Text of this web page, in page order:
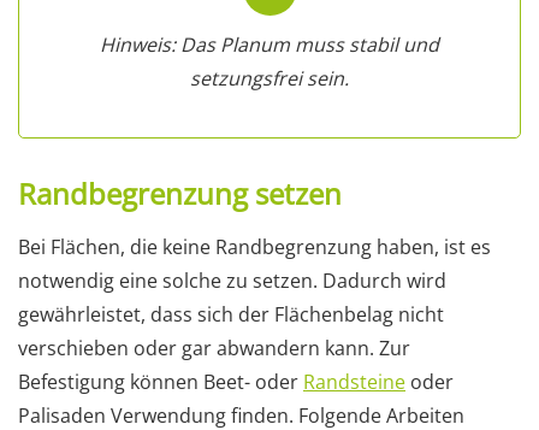
Hinweis: Das Planum muss stabil und
setzungsfrei sein.
Randbegrenzung setzen
Bei Flächen, die keine Randbegrenzung haben, ist es
notwendig eine solche zu setzen. Dadurch wird
gewährleistet, dass sich der Flächenbelag nicht
verschieben oder gar abwandern kann. Zur
Befestigung können Beet- oder Randsteine oder
Palisaden Verwendung finden. Folgende Arbeiten